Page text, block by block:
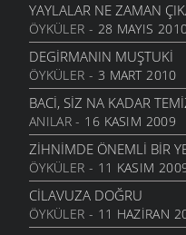
4 MART 2010
KÜLE DÖNMÜŞSÜN
3 MART 2010
YIL BITERKEN
25 ARALIK 2009
CEVIZLI
26 KASIM 2009
MEMLEKET HALLERI
16 KASIM 2009
SORGU
YAYLALAR NE ZAMAN
ÖYKÜLER - 28 MAYIS
DEGIRMANIN MUŞTUKI
ÖYKÜLER - 3 MART 2010
BACI, SIZ NA KADAR
ANILAR- 16 KASIM 2009
ZIHNIMDE ÖNEMLI BIR
ÖYKÜLER - 11 KASIM
CILAVUZA DOĞRU
ÖYKÜLER - 11 HAZIRAN